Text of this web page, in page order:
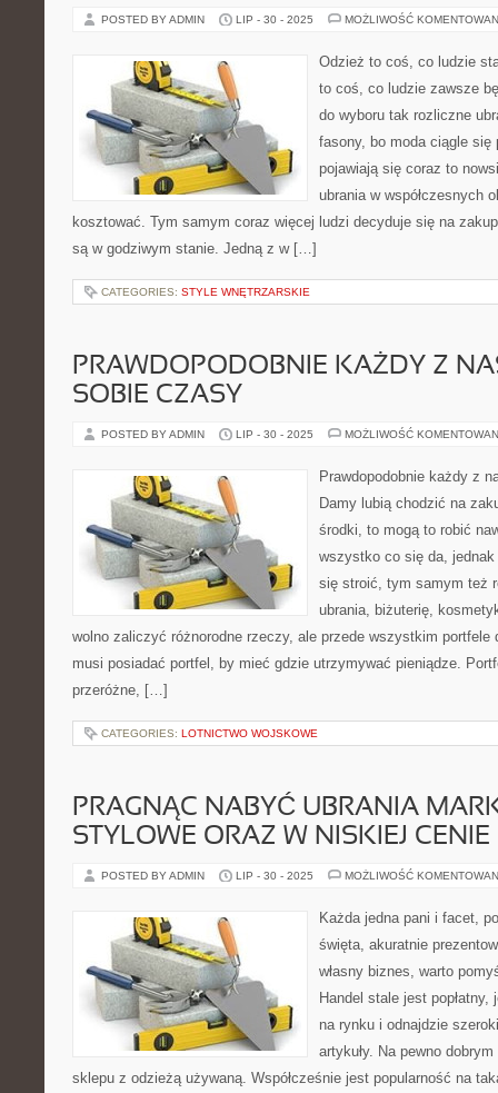
POSTED BY ADMIN LIP - 30 - 2025 MOŻLIWOŚĆ
Odzież to coś, co ludzie
to coś, co ludzie zawsze
do wyboru tak rozliczne
fasony, bo moda ciągle się
pojawiają się coraz to
ubrania w współczesnych
kosztować. Tym samym coraz więcej ludzi decyduje się na
są w godziwym stanie. Jedną z w […]
CATEGORIES: STYLE WNĘTRZARSKIE
PRAWDOPODOBNIE KAŻDY Z
SOBIE CZASY
POSTED BY ADMIN LIP - 30 - 2025 MOŻLIWOŚĆ
Prawdopodobnie każdy z
Damy lubią chodzić na
środki, to mogą to robić
wszystko co się da,
się stroić, tym samym też
ubrania, biżuterię,
wolno zaliczyć różnorodne rzeczy, ale przede wszystkim portfele
musi posiadać portfel, by mieć gdzie utrzymywać pieniądze.
przeróżne, […]
CATEGORIES: LOTNICTWO WOJSKOWE
PRAGNĄC NABYĆ UBRANIA
STYLOWE ORAZ W NISKIEJ CENIE
POSTED BY ADMIN LIP - 30 - 2025 MOŻLIWOŚĆ
Każda jedna pani i facet,
święta, akuratnie
własny biznes, warto
Handel stale jest
na rynku i odnajdzie
artykuły. Na pewno
sklepu z odzieżą używaną. Współcześnie jest popularność na